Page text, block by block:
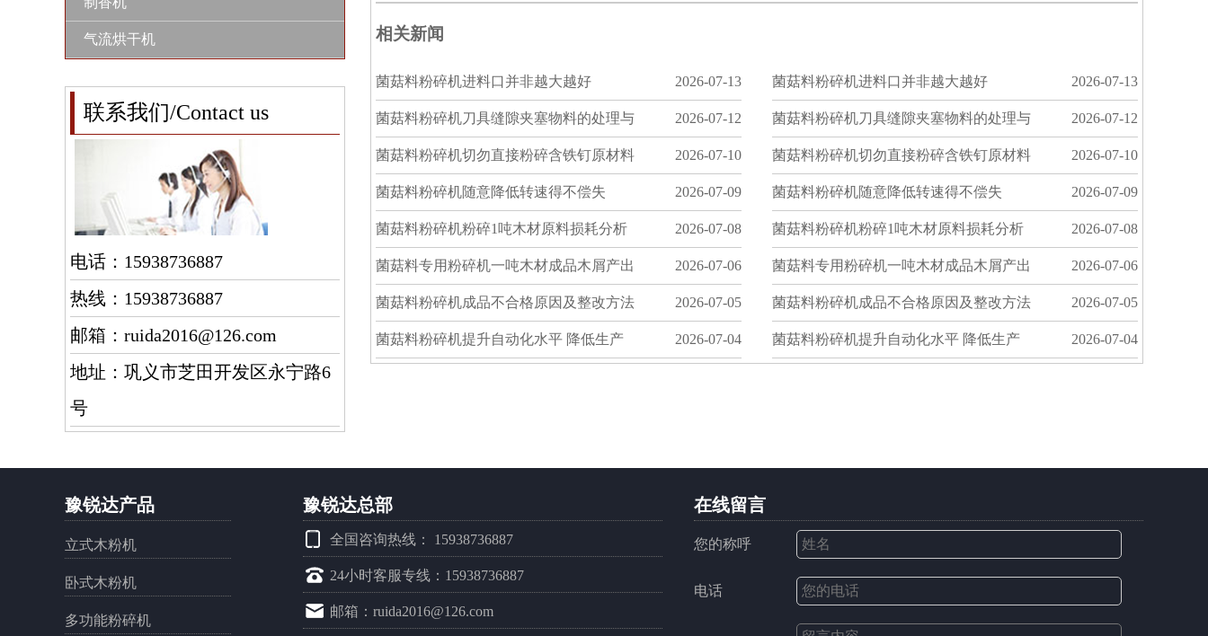
气流烘干机
联系我们/Contact us
电话：15938736887
热线：15938736887
邮箱：ruida2016@126.com
地址：巩义市芝田开发区永宁路6
号
相关新闻
菌菇料粉碎机进料口并非越大越好 2026-07-13
菌菇料粉碎机刀具缝隙夹塞物料的处理与 2026-07-12
菌菇料粉碎机切勿直接粉碎含铁钉原材料 2026-07-10
菌菇料粉碎机随意降低转速得不偿失 2026-07-09
菌菇料粉碎机粉碎1吨木材原料损耗分析 2026-07-08
菌菇料专用粉碎机一吨木材成品木屑产出 2026-07-06
菌菇料粉碎机成品不合格原因及整改方法 2026-07-05
菌菇料粉碎机提升自动化水平 降低生产 2026-07-04
菌菇料粉碎机进料口并非越大越好 2026-07-13
菌菇料粉碎机刀具缝隙夹塞物料的处理与 2026-07-12
菌菇料粉碎机切勿直接粉碎含铁钉原材料 2026-07-10
菌菇料粉碎机随意降低转速得不偿失 2026-07-09
菌菇料粉碎机粉碎1吨木材原料损耗分析 2026-07-08
菌菇料专用粉碎机一吨木材成品木屑产出 2026-07-06
菌菇料粉碎机成品不合格原因及整改方法 2026-07-05
菌菇料粉碎机提升自动化水平 降低生产 2026-07-04
豫锐达产品
立式木粉机
卧式木粉机
多功能粉碎机
豫锐达总部
全国咨询热线： 15938736887
24小时客服专线：15938736887
邮箱：ruida2016@126.com
在线留言
您的称呼
电话